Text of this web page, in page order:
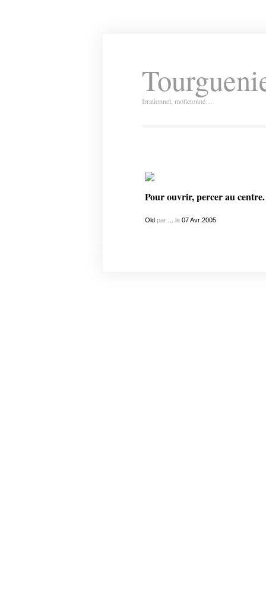
Irrationnel, molletonné…
Pour ouvrir, percer au centre.
Old par le 07 Avr 2005